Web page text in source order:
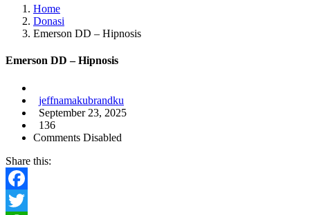
Home
Donasi
Emerson DD – Hipnosis
Emerson DD – Hipnosis
jeffnamakubrandku
September 23, 2025
136
Comments Disabled
Share this:
Facebook